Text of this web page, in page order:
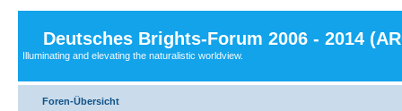
Deutsches Brights-Forum 2006 - 2014
Illuminating and elevating the naturalistic worldview.
Foren-Übersicht